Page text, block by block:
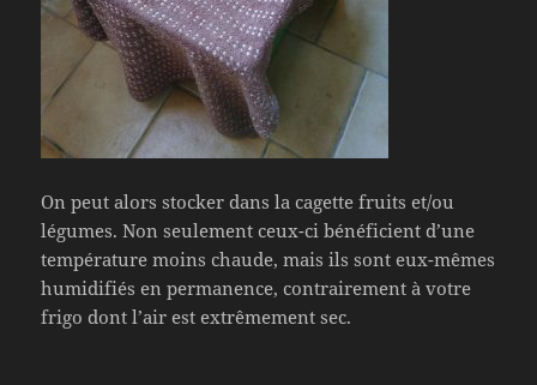
On peut alors stocker dans la cagette fruits et/ou
légumes. Non seulement ceux-ci bénéficient d’une
température moins chaude, mais ils sont eux-mêmes
humidifiés en permanence, contrairement à votre
frigo dont l’air est extrêmement sec.